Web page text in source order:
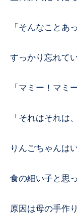
「そんなことあ
すっかり忘れて
「マミー！マミ
「それはそれは
りんごちゃんは
食の細い子と思
原因は母の手作